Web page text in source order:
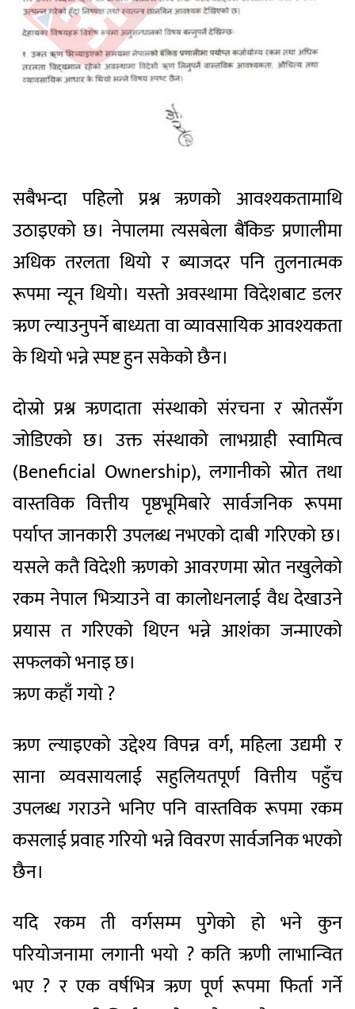
सबैभन्दा पहिलो प्रश्न ऋणको आवश्यकतामाथि
उठाइएको छ। नेपालमा त्यसबेला बैंकिङ प्रणालीमा
अधिक तरलता थियो र ब्याजदर पनि तुलनात्मक
रूपमा न्यून थियो। यस्तो अवस्थामा विदेशबाट डलर
ऋण ल्याउनुपर्ने बाध्यता वा व्यावसायिक आवश्यकता
के थियो भन्ने स्पष्ट हुन सकेको छैन।
दोस्रो प्रश्न ऋणदाता संस्थाको संरचना र स्रोतसँग
जोडिएको छ। उक्त संस्थाको लाभग्राही स्वामित्व
(Beneficial Ownership), लगानीको स्रोत तथा
वास्तविक वित्तीय पृष्ठभूमिबारे सार्वजनिक रूपमा
पर्याप्त जानकारी उपलब्ध नभएको दाबी गरिएको छ।
यसले कतै विदेशी ऋणको आवरणमा स्रोत नखुलेको
रकम नेपाल भित्र्याउने वा कालोधनलाई वैध देखाउने
प्रयास त गरिएको थिएन भन्ने आशंका जन्माएको
सफलको भनाइ छ।
ऋण कहाँ गयो ?
ऋण ल्याइएको उद्देश्य विपन्न वर्ग, महिला उद्यमी र
साना व्यवसायलाई सहुलियतपूर्ण वित्तीय पहुँच
उपलब्ध गराउने भनिए पनि वास्तविक रूपमा रकम
कसलाई प्रवाह गरियो भन्ने विवरण सार्वजनिक भएको
छैन।
यदि रकम ती वर्गसम्म पुगेको हो भने कुन
परियोजनामा लगानी भयो ? कति ऋणी लाभान्वित
भए ? र एक वर्षभित्र ऋण पूर्ण रूपमा फिर्ता गर्ने